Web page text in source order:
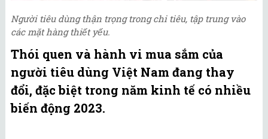
Người tiêu dùng thận trọng trong chi tiêu, tập trung vào
các mặt hàng thiết yếu.
Thói quen và hành vi mua sắm của
người tiêu dùng Việt Nam đang thay
đổi, đặc biệt trong năm kinh tế có nhiều
biến động 2023.